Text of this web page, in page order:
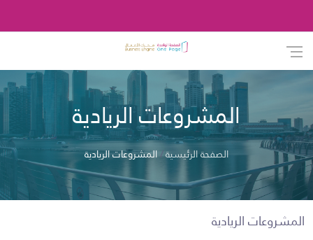
المشروعات الريادية
الصفحة الرئيسية المشروعات الريادية
المشروعات الريادية